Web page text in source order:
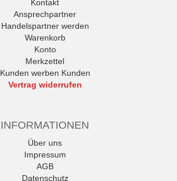
Kontakt
Ansprechpartner
Handelspartner werden
Warenkorb
Konto
Merkzettel
Kunden werben Kunden
Vertrag widerrufen
INFORMATIONEN
Über uns
Impressum
AGB
Datenschutz